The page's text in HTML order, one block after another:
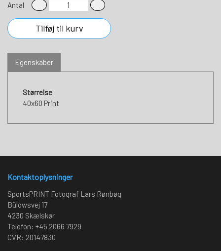
Antal
Tilføj til kurv
Egenskaber
Størrelse
40x60 Print
Kontaktoplysninger
SportsPRINT Fotograf Lars Rønbøg
Bülowsvej 17
4230 Skælskør
Telefon: +45 2066 7929
CVR: 20147830